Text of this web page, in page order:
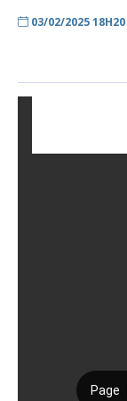
03/02/2025 18H20